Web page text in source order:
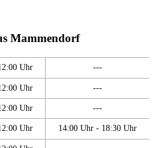
Mammendorf
Uhr ---
Uhr ---
Uhr ---
Uhr 14:00 Uhr - 18:30 Uhr